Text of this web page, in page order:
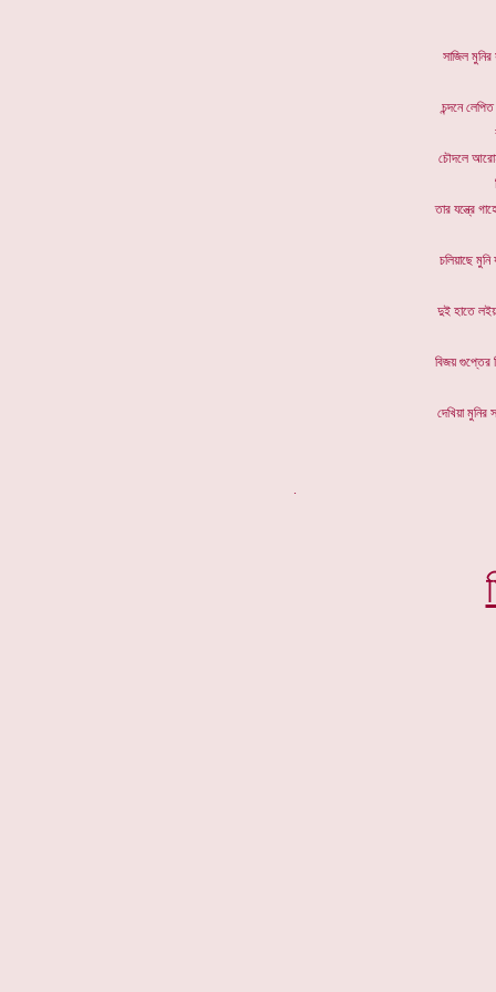
সাজিল
চন্দনে
চৌদলে
তার
দুই
বিজয়
দেখিয়া
.